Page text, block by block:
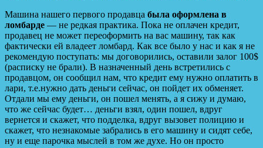
Машина нашего первого продавца была оформлена в
ломбарде — не редкая практика. Пока не оплачен кредит,
продавец не может переоформить на вас машину, так как
фактически ей владеет ломбард. Как все было у нас и как я не
рекомендую поступать: мы договорились, оставили залог 100$
(расписку не брали). В назначенный день встретились с
продавцом, он сообщил нам, что кредит ему нужно оплатить в
лари, т.е.нужно дать деньги сейчас, он пойдет их обменяет.
Отдали мы ему деньги, он пошел менять, а я сижу и думаю,
что же сейчас будет… деньги взял, один пошел, вдруг
вернется и скажет, что подделка, вдруг вызовет полицию и
скажет, что незнакомые забрались в его машину и сидят себе,
ну и еще парочка мыслей в том же духе. Но он просто